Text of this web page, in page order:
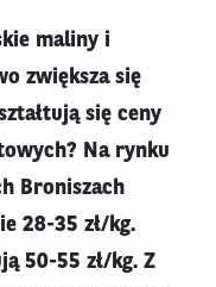
maliny i
zwiększa się
się ceny
Na rynku
Broniszach
28-35 zł/kg.
50-55 zł/kg. Z